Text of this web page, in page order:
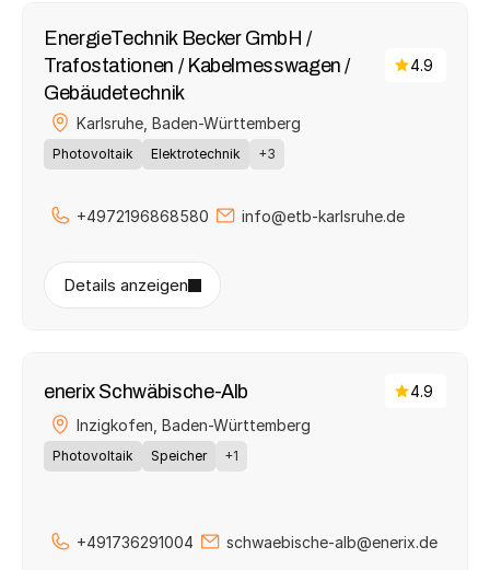
EnergieTechnik Becker GmbH /
Trafostationen / Kabelmesswagen /
Gebäudetechnik
4.9
Karlsruhe, Baden-Württemberg
Photovoltaik Elektrotechnik +3
+4972196868580 info@etb-karlsruhe.de
Details anzeigen
enerix Schwäbische-Alb
4.9
Inzigkofen, Baden-Württemberg
Photovoltaik Speicher +1
+491736291004 schwaebische-alb@enerix.de